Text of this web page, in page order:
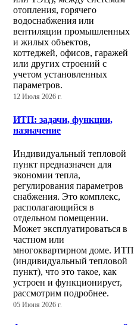
отопления, горячего
водоснабжения или
вентиляции промышленных
и жилых объектов,
коттеджей, офисов, гаражей
или других строений с
учетом установленных
параметров.
12 Июля 2026 г.
ИТП: задачи, функции,
назначение
Индивидуальный тепловой
пункт предназначен для
экономии тепла,
регулирования параметров
снабжения. Это комплекс,
располагающийся в
отдельном помещении.
Может эксплуатироваться в
частном или
многоквартирном доме. ИТП
(индивидуальный тепловой
пункт), что это такое, как
устроен и функционирует,
рассмотрим подробнее.
05 Июня 2026 г.